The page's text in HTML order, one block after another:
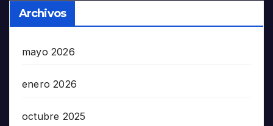
Archivos
mayo 2026
enero 2026
octubre 2025